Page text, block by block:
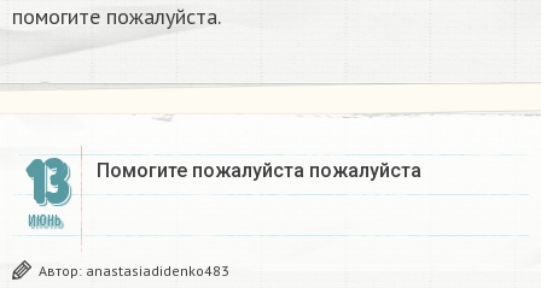
помогите пожалуйста.
13
ИЮНЬ
Помогите пожалуйста пожалуйста
Автор: anastasiadidenko483